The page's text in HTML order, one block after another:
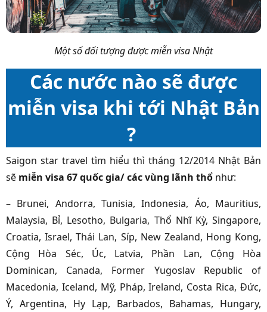
Một số đối tượng được miễn visa Nhật
Các nước nào sẽ được
miễn visa khi tới Nhật Bản
?
Saigon star travel tìm hiểu thì tháng 12/2014 Nhật Bản
sẽ miễn visa 67 quốc gia/ các vùng lãnh thổ như:
– Brunei, Andorra, Tunisia, Indonesia, Áo, Mauritius,
Malaysia, Bỉ, Lesotho, Bulgaria, Thổ Nhĩ Kỳ, Singapore,
Croatia, Israel, Thái Lan, Síp, New Zealand, Hong Kong,
Cộng Hòa Séc, Úc, Latvia, Phần Lan, Cộng Hòa
Dominican, Canada, Former Yugoslav Republic of
Macedonia, Iceland, Mỹ, Pháp, Ireland, Costa Rica, Đức,
Ý, Argentina, Hy Lạp, Barbados, Bahamas, Hungary,